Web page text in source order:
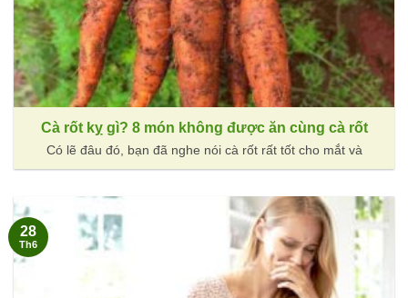
Cà rốt kỵ gì? 8 món không được ăn cùng cà rốt
Có lẽ đâu đó, bạn đã nghe nói cà rốt rất tốt cho mắt và
28
Th6